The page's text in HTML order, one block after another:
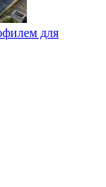
для